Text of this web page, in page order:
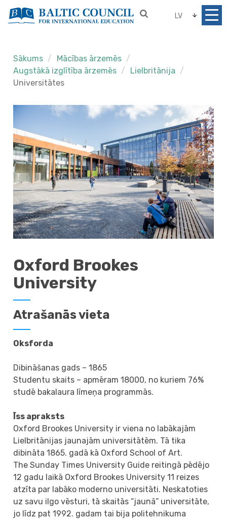
LV
Sākums
Mācības ārzemēs
Augstākā izglītība ārzemēs
Lielbritānija
Universitātes
Oxford Brookes
University
Atrašanās vieta
Oksforda
Dibināšanas gads – 1865
Studentu skaits – apmēram 18000, no kuriem 76%
studē bakalaura līmeņa programmās.
Īss apraksts
Oxford Brookes University ir viena no labākajām
Lielbritānijas jaunajām universitātēm. Tā tika
dibināta 1865. gadā kā Oxford School of Art.
The Sunday Times University Guide reitingā pēdējo
12 gadu laikā Oxford Brookes University 11 reizes
atzīta par labāko moderno universitāti. Neskatoties
uz savu ilgo vēsturi, tā skaitās “jaunā” universitāte,
jo līdz pat 1992. gadam tai bija politehnikuma